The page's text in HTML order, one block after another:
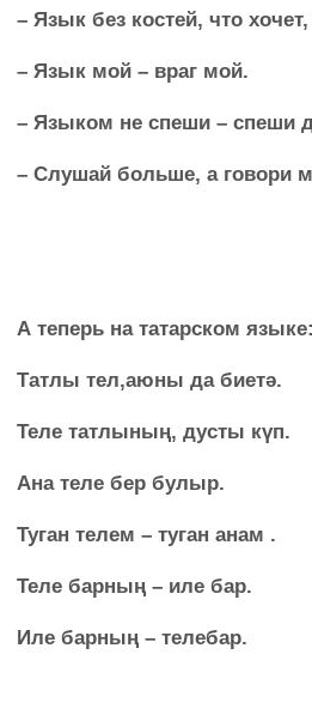
– Язык без костей, что
– Язык мой – враг мой.
– Языком не спеши – спеши
– Слушай больше, а говори
А теперь на татарском
Татлы тел,аюны да биетә.
Теле татлының, дусты күп.
Ана теле бер булыр.
Туган телем – туган анам .
Теле барның – иле бар.
Иле барның – телебар.